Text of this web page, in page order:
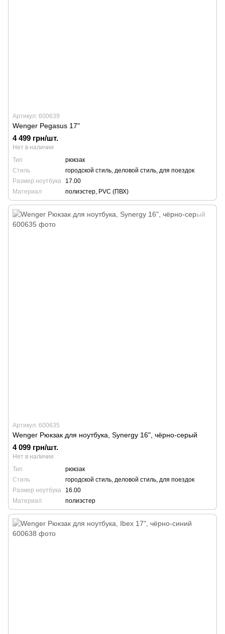
Артикул: 600639
Wenger Pegasus 17"
4 499 грн/шт.
Нет в наличии
Тип
рюкзак
Стиль
городской стиль, деловой стиль, для поездок
Размер ноутбука
17.00
Материал
полиэстер, PVC (ПВХ)
Артикул: 600635
Wenger Рюкзак для ноутбука, Synergy 16", чёрно-серый
4 099 грн/шт.
Нет в наличии
Тип
рюкзак
Стиль
городской стиль, деловой стиль, для поездок
Размер ноутбука
16.00
Материал
полиэстер